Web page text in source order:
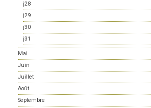
j28
j29
j30
j31
Mai
Juin
Juillet
Août
Septembre